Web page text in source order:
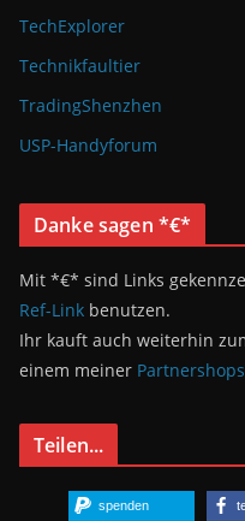
TechExplorer
Technikfaultier
TradingShenzhen
USP-Handyforum
Danke sagen *€*
Mit *€* sind Links
Ref-Link benutzen.
Ihr kauft auch weiterhin
einem meiner Partnershops
Teilen...
spenden